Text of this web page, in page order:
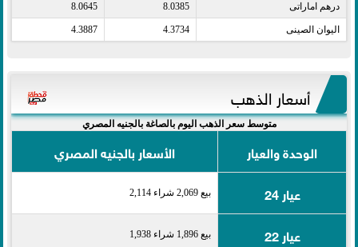
درهم اماراتى​ 8.0385
8.0645
اليوان الصينى​ 4.3734
4.3887
أسعار الذهب
متوسط سعر الذهب اليوم بالصاغة بالجنيه المصري
الوحدة والعيار
الأسعار بالجنيه المصري
عيار 24
بيع 2,069 شراء 2,114
عيار 22 بيع 1,896 شراء 1,938